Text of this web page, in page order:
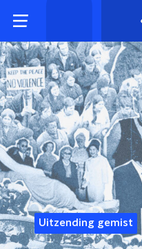
Uitzending gemist